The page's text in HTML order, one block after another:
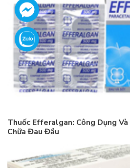
Thuốc Efferalgan: Công Dụng Và
Chữa Đau Đầu